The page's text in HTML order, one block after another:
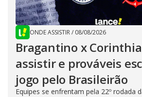
ONDE ASSISTIR/ 08/08/2026
Bragantino x
assistir e prováveis
jogo pelo Brasileirão
Equipes se enfrentam pela 22º rodada